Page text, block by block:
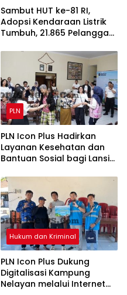
Sambut HUT ke-81 RI,
Adopsi Kendaraan Listrik
Tumbuh, 21.865 Pelanggan
Charging Services PLN
pada Semester I 2026
PLN
PLN Icon Plus Hadirkan
Layanan Kesehatan dan
Bantuan Sosial bagi Lansia
Malang
Hukum dan Kriminal
PLN Icon Plus Dukung
Digitalisasi Kampung
Nelayan melalui Internet